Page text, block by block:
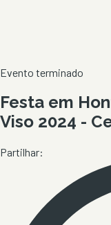
Evento terminado
Festa em
Viso 2024 -
Partilhar: